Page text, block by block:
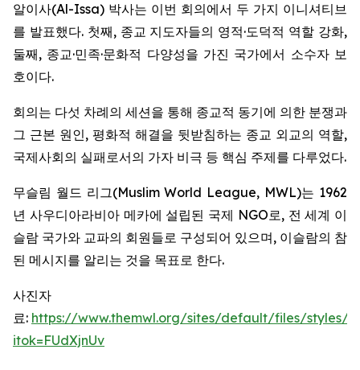
알이사(Al-Issa) 박사는 이번 회의에서 두 가지 이니셔티브
를 발표했다. 첫째, 종교 지도자들의 영적·도덕적 역할 강화,
둘째, 종교·민족·문화적 다양성을 가진 국가에서 소수자 보
호이다.
회의는 다섯 차례의 세션을 통해 종교적 동기에 의한 분쟁과
그 근본 원인, 평화적 해결을 뒷받침하는 종교 외교의 역할,
국제사회의 실패로서의 가자 비극 등 핵심 주제를 다루었다.
무슬림 월드 리그(Muslim World League, MWL)는 1962
년 사우디아라비아 메카에 설립된 국제 NGO로, 전 세계 이
슬람 국가와 교파의 회원들로 구성되어 있으며, 이슬람의 참
된 메시지를 알리는 것을 목표로 한다.
사진자
료: https://www.themwl.org/sites/default/files/styles/
itok=FUdXjnUv